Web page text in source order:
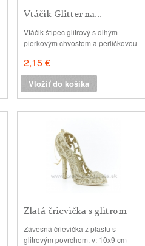
Vtáčik Glitter na...
Vtáčik štipec glitrový s dlhým
pierkovým chvostom a perličkovou
2,15 €
Vložiť do košíka
Zlatá črievička s glitrom
Závesná črievička z plastu s
glitrovým povrchom. v: 10x9 cm